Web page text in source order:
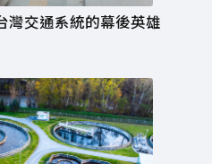
灣交通系統的幕後英雄